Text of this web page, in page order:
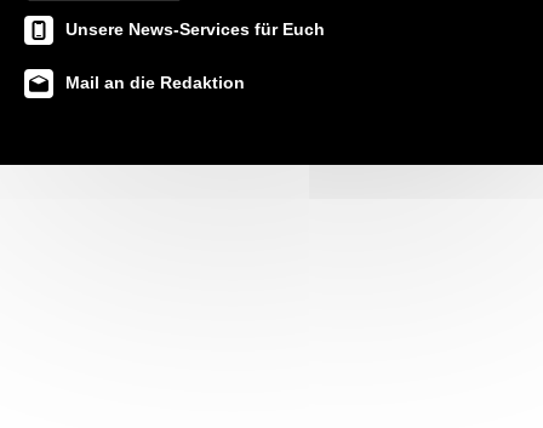
Unsere News-Services für Euch
Mail an die Redaktion